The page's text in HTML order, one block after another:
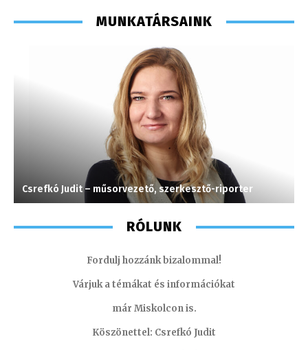
MUNKATÁRSAINK
Csrefkó Judit – műsorvezető, szerkesztő-riporter
RÓLUNK
Fordulj hozzánk bizalommal!
Várjuk a témákat és információkat
már Miskolcon is.
Köszönettel: Csrefkó Judit